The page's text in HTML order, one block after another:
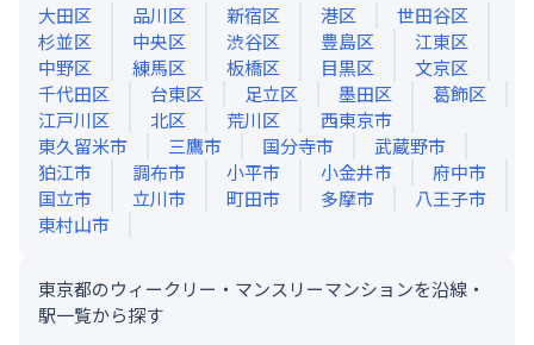
大田区
品川区 新宿区 港区
世田谷区
杉並区
中央区 渋谷区 豊島区
江東区
中野区
練馬区 板橋区 目黒区
文京区
千代田区
台東区 足立区 墨田区
葛飾区
江戸川区
北区 荒川区
西東京市
東久留米市
三鷹市 国分寺市
武蔵野市
狛江市
調布市 小平市 小金井市
府中市
国立市
立川市 町田市 多摩市
八王子市
東村山市
東京都のウィークリー・マンスリーマンションを沿線・
駅一覧から探す